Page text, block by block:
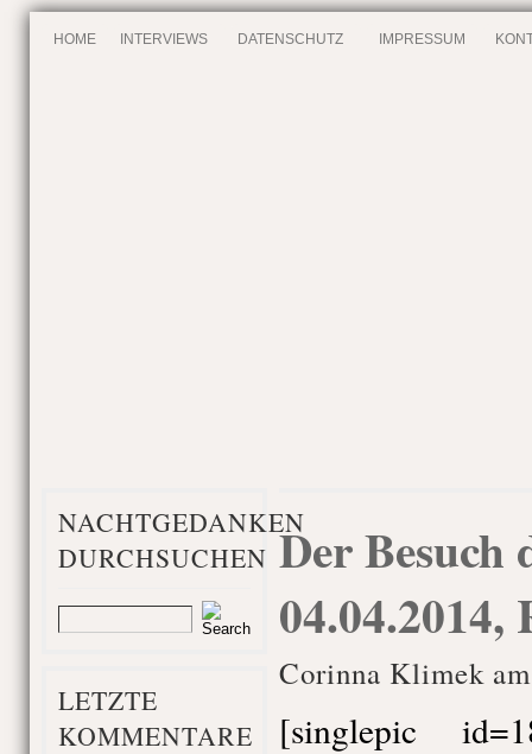
HOME INTERVIEWS DATENSCHUTZ IMPRESSUM
NACHTGEDANKEN
DURCHSUCHEN
LETZTE
KOMMENTARE
Der Besuch
04.04.2014,
Corinna Klimek
[singlepic